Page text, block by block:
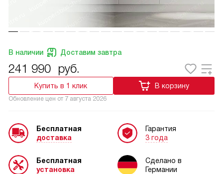
В наличии Доставим завтра
241 990 руб.
Купить в 1 клик В корзину
Обновление цен от 7 августа 2026
Бесплатная
доставка
Бесплатная
установка
Гарантия
3 года
Сделано в
Германии